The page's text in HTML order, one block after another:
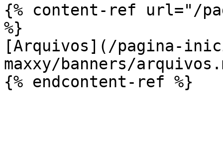
{% content-ref url="/
%}
[Arquivos](/pagina-
maxxy/banners/